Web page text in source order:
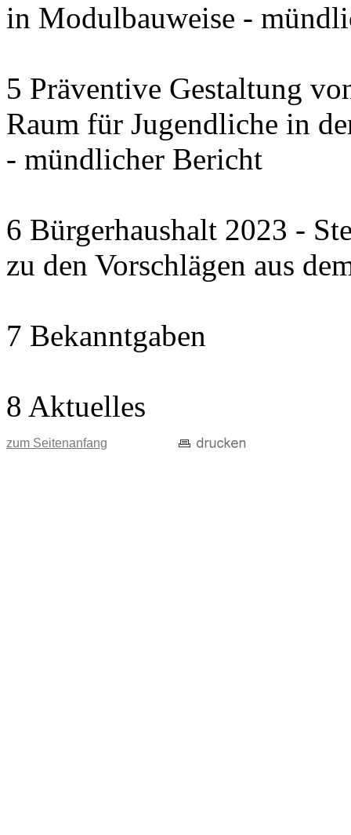
in Modulbauweise -
5 Präventive Gestaltung
Raum für Jugendliche in
- mündlicher Bericht
6 Bürgerhaushalt 2023 -
zu den Vorschlägen aus
7 Bekanntgaben
8 Aktuelles
zum Seitenanfang